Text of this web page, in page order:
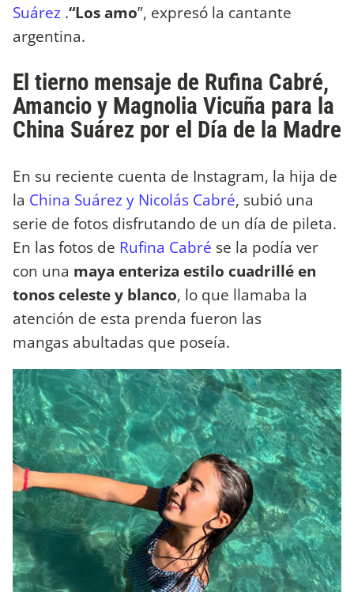
Suárez .“Los amo”, expresó la cantante
argentina.
El tierno mensaje de Rufina Cabré,
Amancio y Magnolia Vicuña para la
China Suárez por el Día de la Madre
En su reciente cuenta de Instagram, la hija de
la China Suárez y Nicolás Cabré, subió una
serie de fotos disfrutando de un día de pileta.
En las fotos de Rufina Cabré se la podía ver
con una maya enteriza estilo cuadrillé en
tonos celeste y blanco, lo que llamaba la
atención de esta prenda fueron las
mangas abultadas que poseía.